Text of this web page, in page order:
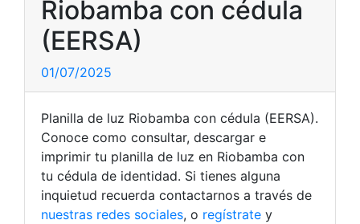
Riobamba con cédula
(EERSA)
01/07/2025
Planilla de luz Riobamba con cédula (EERSA).
Conoce como consultar, descargar e
imprimir tu planilla de luz en Riobamba con
tu cédula de identidad. Si tienes alguna
inquietud recuerda contactarnos a través de
nuestras redes sociales, o regístrate y